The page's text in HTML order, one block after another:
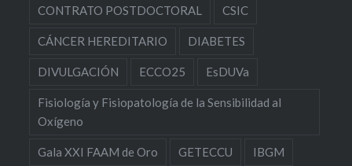
CONTRATO POSTDOCTORAL CSIC
CÁNCER HEREDITARIO DIABETES
DIVULGACIÓN ECCO25 EsDUVa
Fisiología y Fisiopatología de la Sensibilidad al
Oxígeno
Gala XXI FAAM de Oro GETECCU IBGM